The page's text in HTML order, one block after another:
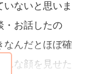
思いはさせない
いくと良いで
ンチやちょっと
ライベートな時
ないと思いま
・お話したの
なんだとほぼ確
な顔を見せた